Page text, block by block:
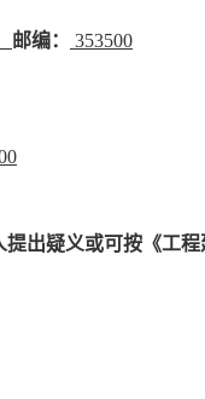
邮编： 353500
出疑义或可按《工